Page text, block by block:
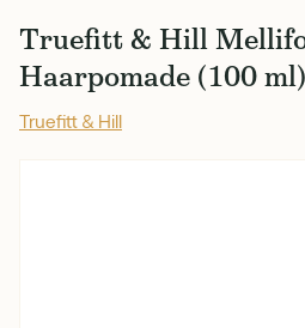
Truefitt & Hill
Haarpomade (100 ml)
Truefitt & Hill